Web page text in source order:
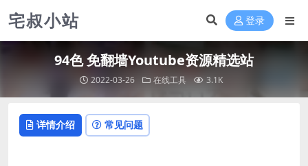
宅叔小站 登录
94色 免翻墙Youtube资源精选站
2022-03-26 在线工具 3.1K
详情介绍 常见问题